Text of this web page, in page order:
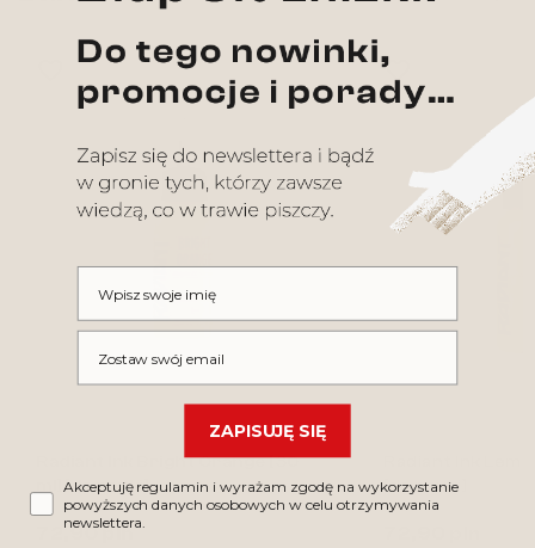
Radiant Ink Bright Orange [30
ml] [do nauki]
72,90 pln
[do nauki]
ZAPISUJĘ SIĘ
Akceptuję regulamin i wyrażam zgodę na wykorzystanie
powyższych danych osobowych w celu otrzymywania
newslettera.